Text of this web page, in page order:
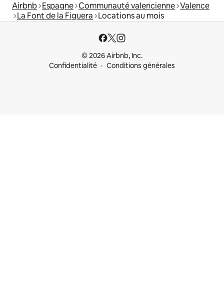
Airbnb Espagne Communauté valencienne Valence
La Font de la Figuera Locations au mois
© 2026 Airbnb, Inc.
Confidentialité
Conditions générales